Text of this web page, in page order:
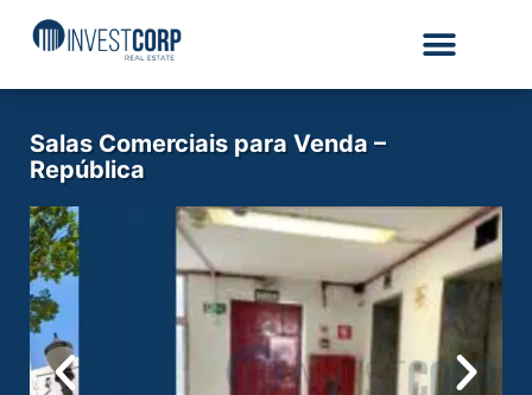
Salas Comerciais para Venda –
República